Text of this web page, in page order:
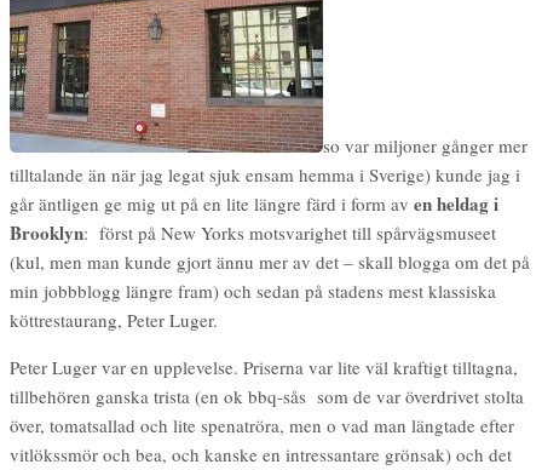
so var miljoner gånger mer
tilltalande än när jag legat sjuk ensam hemma i Sverige) kunde jag i
går äntligen ge mig ut på en lite längre färd i form av en heldag i
Brooklyn: först på New Yorks motsvarighet till spårvägsmuseet
(kul, men man kunde gjort ännu mer av det – skall blogga om det på
min jobbblogg längre fram) och sedan på stadens mest klassiska
köttrestaurang, Peter Luger.
Peter Luger var en upplevelse. Priserna var lite väl kraftigt tilltagna,
tillbehören ganska trista (en ok bbq-sås som de var överdrivet stolta
över, tomatsallad och lite spenatröra, men o vad man längtade efter
vitlökssmör och bea, och kanske en intressantare grönsak) och det